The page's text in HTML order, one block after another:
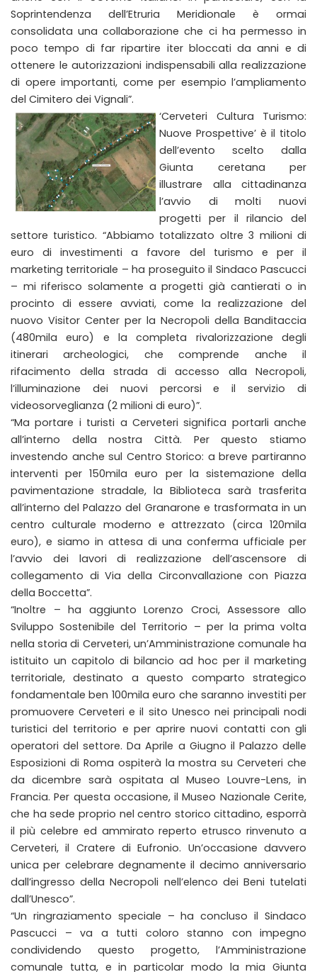
Soprintendenza dell’Etruria Meridionale è ormai
consolidata una collaborazione che ci ha permesso in
poco tempo di far ripartire iter bloccati da anni e di
ottenere le autorizzazioni indispensabili alla realizzazione
di opere importanti, come per esempio l’ampliamento
del Cimitero dei Vignali”.
‘Cerveteri Cultura Turismo:
Nuove Prospettive’ è il titolo
dell’evento scelto dalla
Giunta ceretana per
illustrare alla cittadinanza
l’avvio di molti nuovi
progetti per il rilancio del
settore turistico. “Abbiamo totalizzato oltre 3 milioni di
euro di investimenti a favore del turismo e per il
marketing territoriale – ha proseguito il Sindaco Pascucci
– mi riferisco solamente a progetti già cantierati o in
procinto di essere avviati, come la realizzazione del
nuovo Visitor Center per la Necropoli della Banditaccia
(480mila euro) e la completa rivalorizzazione degli
itinerari archeologici, che comprende anche il
rifacimento della strada di accesso alla Necropoli,
l’illuminazione dei nuovi percorsi e il servizio di
videosorveglianza (2 milioni di euro)”.
“Ma portare i turisti a Cerveteri significa portarli anche
all’interno della nostra Città. Per questo stiamo
investendo anche sul Centro Storico: a breve partiranno
interventi per 150mila euro per la sistemazione della
pavimentazione stradale, la Biblioteca sarà trasferita
all’interno del Palazzo del Granarone e trasformata in un
centro culturale moderno e attrezzato (circa 120mila
euro), e siamo in attesa di una conferma ufficiale per
l’avvio dei lavori di realizzazione dell’ascensore di
collegamento di Via della Circonvallazione con Piazza
della Boccetta”.
“Inoltre – ha aggiunto Lorenzo Croci, Assessore allo
Sviluppo Sostenibile del Territorio – per la prima volta
nella storia di Cerveteri, un’Amministrazione comunale ha
istituito un capitolo di bilancio ad hoc per il marketing
territoriale, destinato a questo comparto strategico
fondamentale ben 100mila euro che saranno investiti per
promuovere Cerveteri e il sito Unesco nei principali nodi
turistici del territorio e per aprire nuovi contatti con gli
operatori del settore. Da Aprile a Giugno il Palazzo delle
Esposizioni di Roma ospiterà la mostra su Cerveteri che
da dicembre sarà ospitata al Museo Louvre-Lens, in
Francia. Per questa occasione, il Museo Nazionale Cerite,
che ha sede proprio nel centro storico cittadino, esporrà
il più celebre ed ammirato reperto etrusco rinvenuto a
Cerveteri, il Cratere di Eufronio. Un’occasione davvero
unica per celebrare degnamente il decimo anniversario
dall’ingresso della Necropoli nell’elenco dei Beni tutelati
dall’Unesco”.
“Un ringraziamento speciale – ha concluso il Sindaco
Pascucci – va a tutti coloro stanno con impegno
condividendo questo progetto, l’Amministrazione
comunale tutta, e in particolar modo la mia Giunta